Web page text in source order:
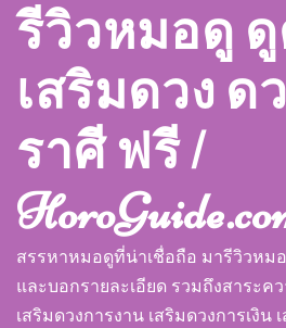
รีวิวหมอดู
เสริมดวง ด
ราศี ฟรี |
สรรหาหมอดูที่น่าเชื่อถือ มารีวิวห
และบอกรายละเอียด รวมถึงสาระค
เสริมดวงการงาน เสริมดวงการเงิน